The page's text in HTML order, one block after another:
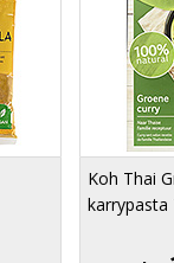
Koh Thai
karrypasta